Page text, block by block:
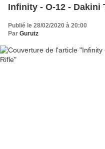
Infinity - O-12 - Dakini
Publié le 28/02/2020 à 20:00
Par Gurutz